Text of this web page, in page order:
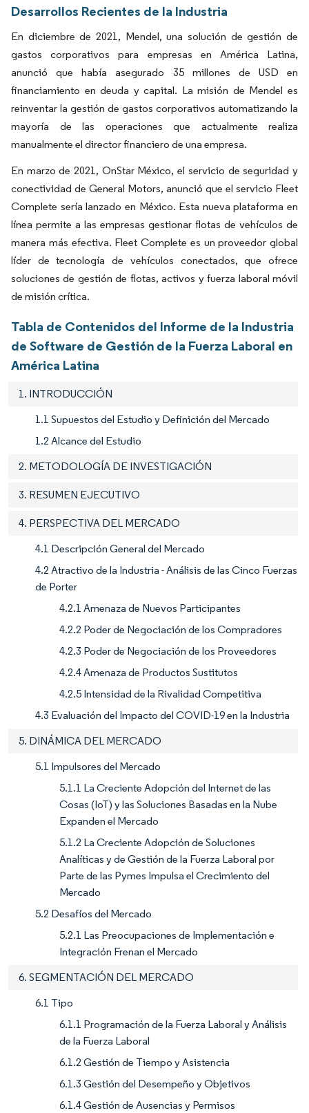
Desarrollos Recientes de la Industria
En diciembre de 2021, Mendel, una solución de gestión de
gastos corporativos para empresas en América Latina,
anunció que había asegurado 35 millones de USD en
financiamiento en deuda y capital. La misión de Mendel es
reinventar la gestión de gastos corporativos automatizando la
mayoría de las operaciones que actualmente realiza
manualmente el director financiero de una empresa.
En marzo de 2021, OnStar México, el servicio de seguridad y
conectividad de General Motors, anunció que el servicio Fleet
Complete sería lanzado en México. Esta nueva plataforma en
línea permite a las empresas gestionar flotas de vehículos de
manera más efectiva. Fleet Complete es un proveedor global
líder de tecnología de vehículos conectados, que ofrece
soluciones de gestión de flotas, activos y fuerza laboral móvil
de misión crítica.
Tabla de Contenidos del Informe de la Industria
de Software de Gestión de la Fuerza Laboral en
América Latina
1. INTRODUCCIÓN
1.1 Supuestos del Estudio y Definición del Mercado
1.2 Alcance del Estudio
2. METODOLOGÍA DE INVESTIGACIÓN
3. RESUMEN EJECUTIVO
4. PERSPECTIVA DEL MERCADO
4.1 Descripción General del Mercado
4.2 Atractivo de la Industria - Análisis de las Cinco Fuerzas
de Porter
4.2.1 Amenaza de Nuevos Participantes
4.2.2 Poder de Negociación de los Compradores
4.2.3 Poder de Negociación de los Proveedores
4.2.4 Amenaza de Productos Sustitutos
4.2.5 Intensidad de la Rivalidad Competitiva
4.3 Evaluación del Impacto del COVID-19 en la Industria
5. DINÁMICA DEL MERCADO
5.1 Impulsores del Mercado
5.1.1 La Creciente Adopción del Internet de las
Cosas (IoT) y las Soluciones Basadas en la Nube
Expanden el Mercado
5.1.2 La Creciente Adopción de Soluciones
Analíticas y de Gestión de la Fuerza Laboral por
Parte de las Pymes Impulsa el Crecimiento del
Mercado
5.2 Desafíos del Mercado
5.2.1 Las Preocupaciones de Implementación e
Integración Frenan el Mercado
6. SEGMENTACIÓN DEL MERCADO
6.1 Tipo
6.1.1 Programación de la Fuerza Laboral y Análisis
de la Fuerza Laboral
6.1.2 Gestión de Tiempo y Asistencia
6.1.3 Gestión del Desempeño y Objetivos
6.1.4 Gestión de Ausencias y Permisos